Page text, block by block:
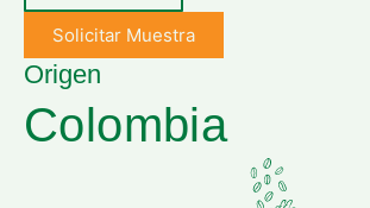
Solicitar Muestra
Origen
Colombia